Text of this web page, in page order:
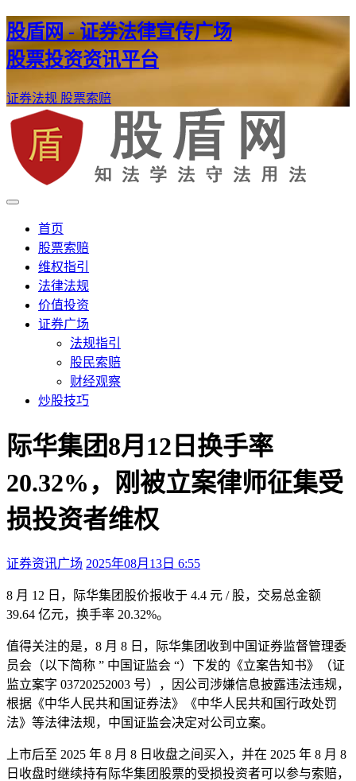
股盾网 - 证券法律宣传广场
股票投资资讯平台
证券法规 股票索赔
股盾网
证券股票维权网
首页
股票索赔
维权指引
法律法规
价值投资
证券广场
法规指引
股民索赔
财经观察
炒股技巧
际华集团8月12日换手率
20.32%，刚被立案律师征集受
损投资者维权
证券资讯广场 2025年08月13日 6:55
8 月 12 日，际华集团股价报收于 4.4 元 / 股，交易总金额
39.64 亿元，换手率 20.32%。
值得关注的是，8 月 8 日，际华集团收到中国证券监督管理委
员会（以下简称 ” 中国证监会 “）下发的《立案告知书》（证
监立案字 03720252003 号），因公司涉嫌信息披露违法违规，
根据《中华人民共和国证券法》《中华人民共和国行政处罚
法》等法律法规，中国证监会决定对公司立案。
上市后至 2025 年 8 月 8 日收盘之间买入，并在 2025 年 8 月 8
日收盘时继续持有际华集团股票的受损投资者可以参与索赔，